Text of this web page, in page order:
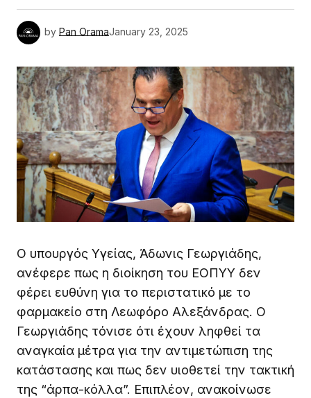
by Pan OramaJanuary 23, 2025
Ο υπουργός Υγείας, Άδωνις Γεωργιάδης,
ανέφερε πως η διοίκηση του ΕΟΠΥΥ δεν
φέρει ευθύνη για το περιστατικό με το
φαρμακείο στη Λεωφόρο Αλεξάνδρας. Ο
Γεωργιάδης τόνισε ότι έχουν ληφθεί τα
αναγκαία μέτρα για την αντιμετώπιση της
κατάστασης και πως δεν υιοθετεί την τακτική
της “άρπα-κόλλα”. Επιπλέον, ανακοίνωσε